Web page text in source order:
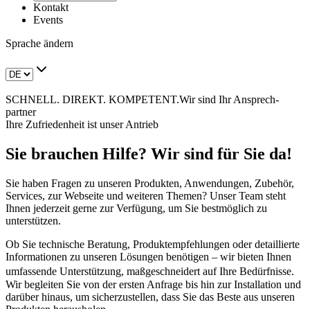
Kontakt
Events
Sprache ändern
SCHNELL. DIREKT. KOMPETENT.Wir sind Ihr Ansprech­
partner
Ihre Zufriedenheit ist unser Antrieb
Sie brauchen Hilfe? Wir sind für Sie da!
Sie haben Fragen zu unseren Produkten, Anwendungen, Zubehör,
Services, zur Webseite und weiteren Themen? Unser Team steht
Ihnen jederzeit gerne zur Verfügung, um Sie bestmöglich zu
unterstützen.
Ob Sie technische Beratung, Produktempfehlungen oder detaillierte
Informationen zu unseren Lösungen benötigen – wir bieten Ihnen
umfassende Unterstützung, maßgeschneidert auf Ihre Bedürfnisse.
Wir begleiten Sie von der ersten Anfrage bis hin zur Installation und
darüber hinaus, um sicherzustellen, dass Sie das Beste aus unseren